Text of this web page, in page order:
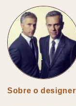
Sobre o designer